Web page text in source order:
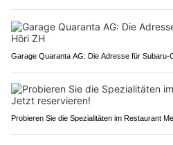
Garage Quaranta AG: Die Adresse für Subaru-
Probieren Sie die Spezialitäten im Restaurant